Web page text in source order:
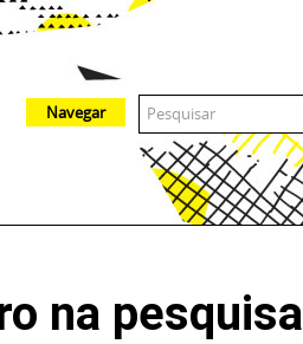
Navegar
na pesquisa